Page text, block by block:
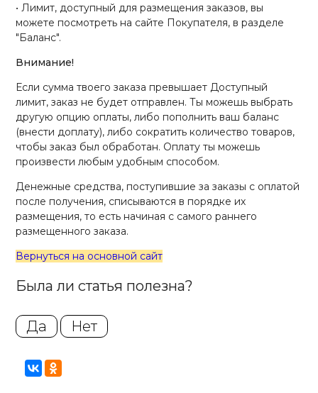
• Лимит, доступный для размещения заказов, вы
можете посмотреть на сайте Покупателя, в разделе
"Баланс".
Внимание!
Если сумма твоего заказа превышает Доступный
лимит, заказ не будет отправлен. Ты можешь выбрать
другую опцию оплаты, либо пополнить ваш баланс
(внести доплату), либо сократить количество товаров,
чтобы заказ был обработан. Оплату ты можешь
произвести любым удобным способом.
Денежные средства, поступившие за заказы с оплатой
после получения, списываются в порядке их
размещения, то есть начиная с самого раннего
размещенного заказа.
Вернуться на основной сайт
Была ли статья полезна?
Да Нет